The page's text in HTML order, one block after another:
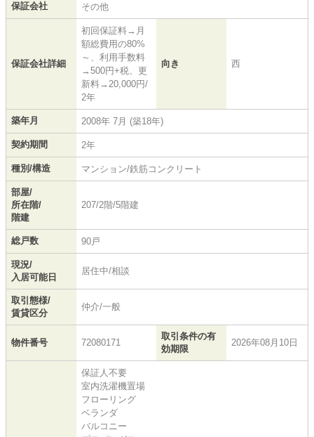
保証会社 その他
保証会社詳細
初回保証料→月
額総費用の80%
～、利用手数料
→500円+税、更
新料→20,000円/
2年
向き 西
築年月 2008年 7月 (築18年)
契約期間 2年
種別/構造 マンション/鉄筋コンクリート
部屋/
所在階/
階建
207/2階/5階建
総戸数 90戸
現況/
入居可能日
居住中/相談
取引態様/
賃貸区分
仲介/一般
物件番号 72080171
取引条件の有
効期限
2026年08月10日
保証人不要
室内洗濯機置場
フローリング
ベランダ
バルコニー